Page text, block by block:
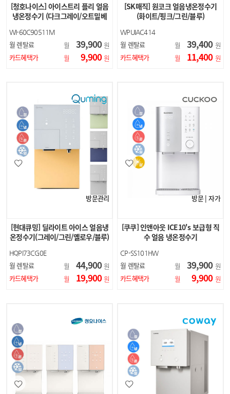
[청호나이스] 아이스트리 플리 얼음
냉온정수기 (다크그레이/오트밀베
WI-60C90511M
월 렌탈료 월 39,900 원
카드혜택가
월 9,900 원
[SK매직] 원코크 얼음냉온정수기
(화이트/핑크/그린/블루)
WPUIAC414
월 렌탈료 월 39,400 원
카드혜택가
월 11,400 원
방문관리
[현대큐밍] 딜라이트 아이스 얼음냉
온정수기(그레이/그린/옐로우/블루)
HQPI73CG0E
월 렌탈료 월 44,900 원
카드혜택가
월 19,900 원
방문 | 자가
[쿠쿠] 인앤아웃 ICE10's 보급형 직
수 얼음 냉온정수기
CP-SS101HW
월 렌탈료 월 39,900 원
카드혜택가
월 9,900 원